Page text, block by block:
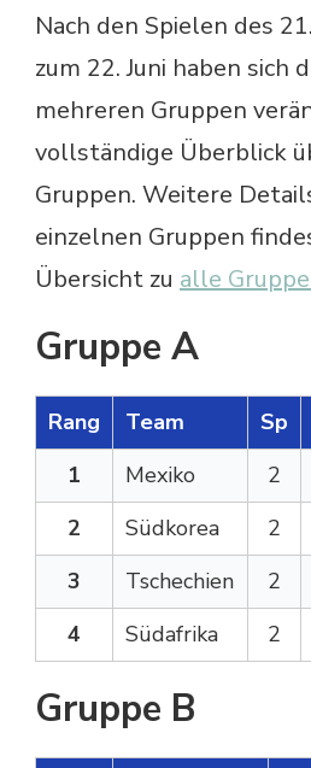
Nach den Spielen des
zum 22. Juni haben sich
mehreren Gruppen
vollständige Überblick
Gruppen. Weitere
einzelnen Gruppen
Übersicht zu alle
Gruppe A
Rang Team Sp
1
Mexiko 2
2
Südkorea 2
3
Tschechien 2
4
Südafrika 2
Gruppe B